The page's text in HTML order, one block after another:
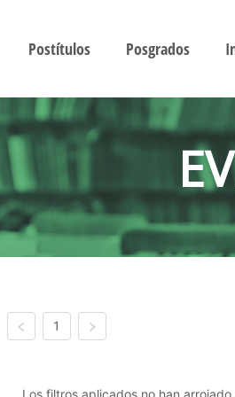
Postítulos Posgrados
1
Los filtros aplicados no han